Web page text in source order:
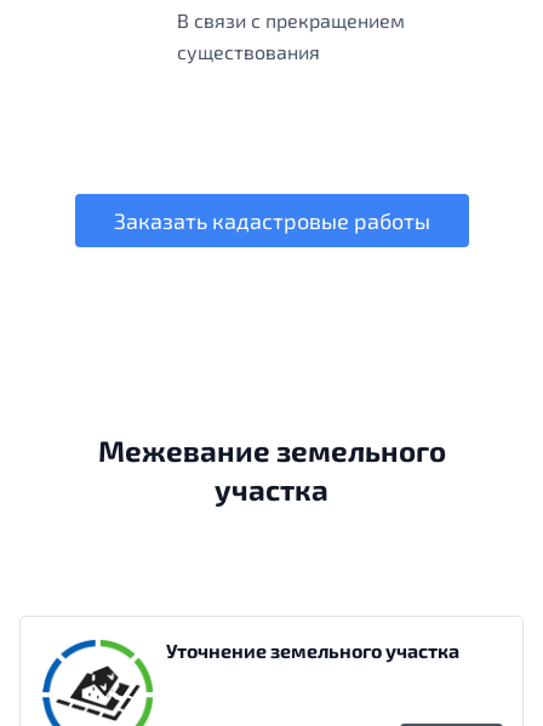
В связи с прекращением
существования
Заказать кадастровые работы
Межевание земельного
участка
Уточнение земельного участка